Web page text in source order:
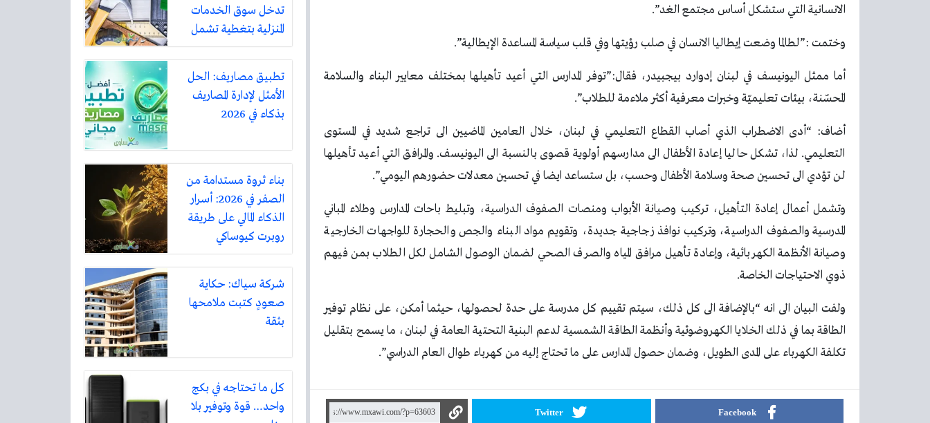
الانسانية التي ستشكل أساس مجتمع الغد”.
وختمت :”لطالما وضعت إيطاليا الانسان في صلب رؤيتها وفي قلب سياسة المساعدة الإيطالية”.
أما ممثل اليونيسف في لبنان إدوارد بيجبيدر، فقال:”توفر المدارس التي أعيد تأهيلها بمختلف معايير البناء والسلامة
المحسّنة، بيئات تعليميّة وخبرات معرفية أكثر ملاءمة للطلاب”.
أضاف: “أدى الاضطراب الذي أصاب القطاع التعليمي في لبنان، خلال العامين الماضيين الى تراجع شديد في المستوى
التعليمي. لذا، تشكل حاليا إعادة الأطفال الى مدارسهم أولوية قصوى بالنسبة الى اليونيسف. والمرافق التي أعيد تأهيلها
لن تؤدي الى تحسين صحة وسلامة الأطفال وحسب، بل ستساعد ايضا في تحسين معدلات حضورهم اليومي”.
وتشمل أعمال إعادة التأهيل، تركيب وصيانة الأبواب ومنصات الصفوف الدراسية، وتبليط باحات المدارس وطلاء المباني
المدرسية والصفوف الدراسية، وتركيب نوافذ زجاجية جديدة، وتقويم مواد البناء والجص والحجارة للواجهات الخارجية
وصيانة الأنظمة الكهربائية، وإعادة تأهيل مرافق المياه والصرف الصحي لضمان الوصول الشامل لكل الطلاب بمن فيهم
ذوي الاحتياجات الخاصة.
ولفت البيان الى انه “بالإضافة الى كل ذلك، سيتم تقييم كل مدرسة على حدة لحصولها، حيثما أمكن، على نظام توفير
الطاقة بما في ذلك الخلايا الكهروضوئية وأنظمة الطاقة الشمسية لدعم البنية التحتية العامة في لبنان، ما يسمح بتقليل
تكلفة الكهرباء على المدى الطويل، وضمان حصول المدارس على ما تحتاج إليه من كهرباء طوال العام الدراسي”.
Facebook
Twitter
تدخل سوق الخدمات
المنزلية بتغطية تشمل
أكثر من ثلاثين مدينة
تطبيق مصاريف: الحل
الأمثل لإدارة المصاريف
بذكاء في 2026
بناء ثروة مستدامة من
الصفر في 2026: أسرار
الذكاء المالي على طريقة
روبرت كيوساكي
شركة سياك: حكاية
صعودٍ كتبت ملامحها
بثقة
كل ما تحتاجه في بكج
واحد… قوة وتوفير بلا